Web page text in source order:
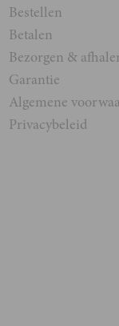
Bestellen
Betalen
Bezorgen &
Garantie
Algemene
Privacybeleid